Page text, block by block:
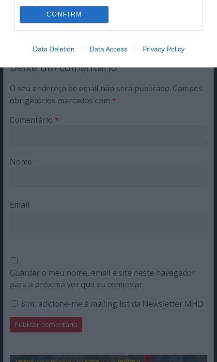
CONFIRM
Data Deletion Data Access Privacy Policy
Share This Post:
Deixe um comentário
O seu endereço de email não será publicado. Campos
obrigatórios marcados com *
Comentário *
Nome
Email
Guardar o meu nome, email e site neste navegador
para a próxima vez que eu comentar.
Sim, adicione-me à mailing list da Newsletter MHD